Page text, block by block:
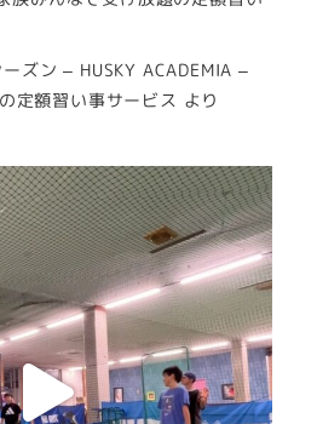
ズン – HUSKY ACADEMIA –
定額習い事サービス より